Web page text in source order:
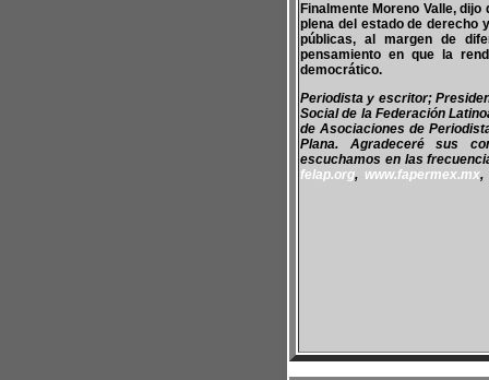
Finalmente Moreno Valle,
plena del estado de derecho
públicas, al margen de
pensamiento en que la
democrático.
Periodista y escritor;
Social de la Federación
de Asociaciones de
Plana. Agradeceré sus
escuchamos en las
felap.org, www.fapermex.mx,